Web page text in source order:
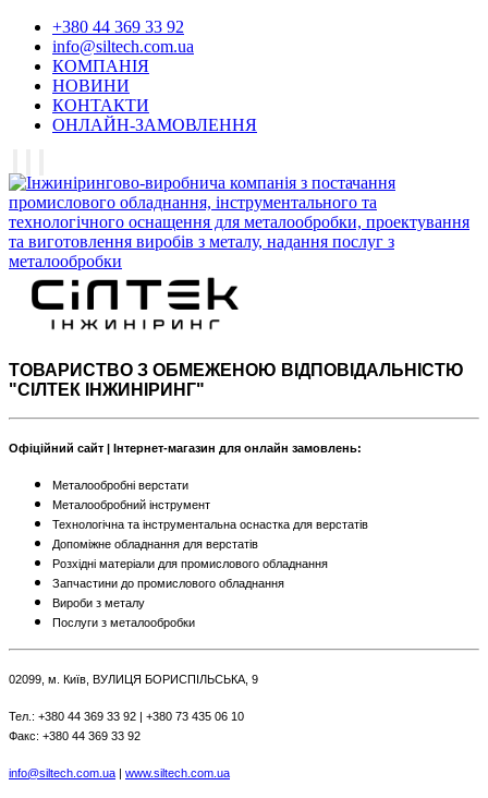
+380 44 369 33 92
info@siltech.com.ua
КОМПАНІЯ
НОВИНИ
КОНТАКТИ
ОНЛАЙН-ЗАМОВЛЕННЯ
ТОВАРИСТВО З ОБМЕЖЕНОЮ ВІДПОВІДАЛЬНІСТЮ
"СІЛТЕК ІНЖИНІРИНГ"
Офіційний сайт | Інтернет-магазин для онлайн замовлень:
Металообробні верстати
Металообробний інструмент
Технологічна та інструментальна оснастка для верстатів
Допоміжне обладнання для верстатів
Розхідні матеріали для промислового обладнання
Запчастини до промислового обладнання
Вироби з металу
Послуги з металообробки
02099, м. Київ, ВУЛИЦЯ БОРИСПІЛЬСЬКА, 9
Тел.: +380 44 369 33 92 | +380 73 435 06 10
Факс: +380 44 369 33 92
info@siltech.com.ua | www.siltech.com.ua